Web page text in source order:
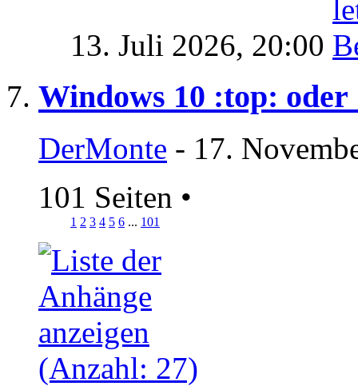
13. Juli 2026, 20:00
Windows 10 :top:
DerMonte - 17.
101 Seiten •
1 2 3 4 5 6 ... 101